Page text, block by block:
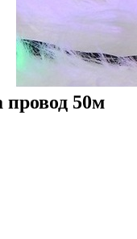
провод 50м